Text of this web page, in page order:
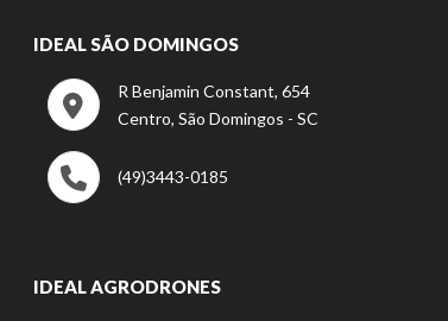
IDEAL SÃO DOMINGOS
R Benjamin Constant, 654
Centro, São Domingos - SC
(49)3443-0185
IDEAL AGRODRONES